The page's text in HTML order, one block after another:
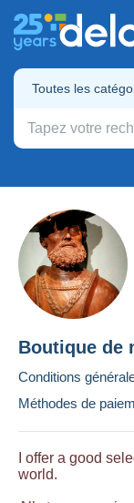
Toutes les
Boutique de
Conditions
Méthodes de
I offer a good
world.